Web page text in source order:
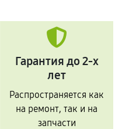
Гарантия до 2-х
лет
Распространяется как
на ремонт, так и на
запчасти